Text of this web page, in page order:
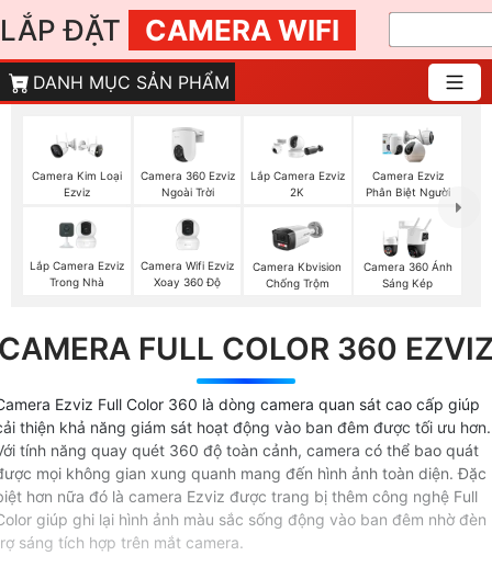
LẮP ĐẶT CAMERA WIFI
DANH MỤC SẢN PHẨM
Camera Kim Loại
Ezviz
Camera 360 Ezviz
Ngoài Trời
Lắp Camera Ezviz
2K
Camera Ezviz
Phân Biệt Người
Lắp Camera Ezviz
Trong Nhà
Camera Wifi Ezviz
Xoay 360 Độ
Camera Kbvision
Chống Trộm
Camera 360 Ánh
Sáng Kép
FULL COLOR 360
Ezviz Full Color 360 là dòng camera quan sát cao cấp giúp
thiện khả năng giám sát hoạt động vào ban đêm được tối ưu hơn.
tính năng quay quét 360 độ toàn cảnh, camera có thể bao quát
mọi không gian xung quanh mang đến hình ảnh toàn diện. Đặc
hơn nữa đó là camera Ezviz được trang bị thêm công nghệ Full
giúp ghi lại hình ảnh màu sắc sống động vào ban đêm nhờ đèn
sáng tích hợp trên mắt camera.